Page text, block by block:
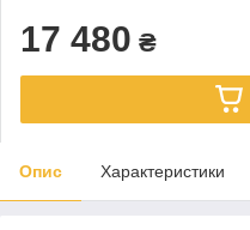
17 480 ₴
Опис Характеристики